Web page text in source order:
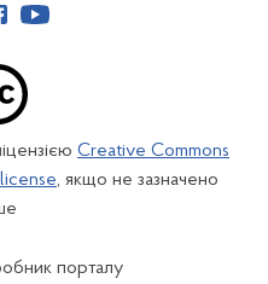
Creative Commons
, якщо не зазначено
порталу